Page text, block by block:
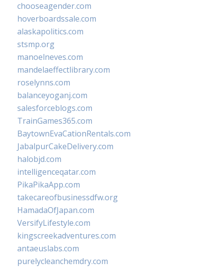
chooseagender.com
hoverboardssale.com
alaskapolitics.com
stsmp.org
manoelneves.com
mandelaeffectlibrary.com
roselynns.com
balanceyoganj.com
salesforceblogs.com
TrainGames365.com
BaytownEvaCationRentals.com
JabalpurCakeDelivery.com
halobjd.com
intelligenceqatar.com
PikaPikaApp.com
takecareofbusinessdfw.org
HamadaOfJapan.com
VersifyLifestyle.com
kingscreekadventures.com
antaeuslabs.com
purelycleanchemdry.com